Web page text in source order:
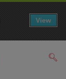
View